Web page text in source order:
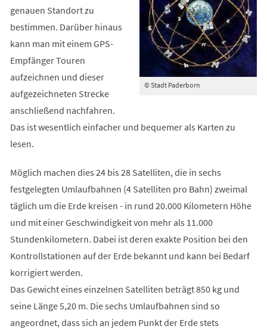
© Stadt Paderborn
genauen Standort zu
bestimmen. Darüber hinaus
kann man mit einem GPS-
Empfänger Touren
aufzeichnen und dieser
aufgezeichneten Strecke
anschließend nachfahren.
Das ist wesentlich einfacher und bequemer als Karten zu
lesen.
Möglich machen dies 24 bis 28 Satelliten, die in sechs
festgelegten Umlaufbahnen (4 Satelliten pro Bahn) zweimal
täglich um die Erde kreisen - in rund 20.000 Kilometern Höhe
und mit einer Geschwindigkeit von mehr als 11.000
Stundenkilometern. Dabei ist deren exakte Position bei den
Kontrollstationen auf der Erde bekannt und kann bei Bedarf
korrigiert werden.
Das Gewicht eines einzelnen Satelliten beträgt 850 kg und
seine Länge 5,20 m. Die sechs Umlaufbahnen sind so
angeordnet, dass sich an jedem Punkt der Erde stets